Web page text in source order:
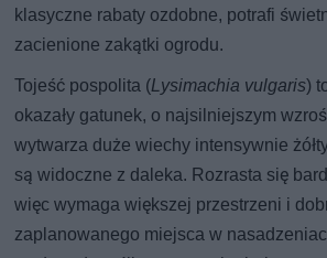
klasyczne rabaty ozdobne, potrafi
zacienione zakątki ogrodu.
Tojeść pospolita (Lysimachia vulgaris)
okazały gatunek, o najsilniejszym
wytwarza duże wiechy intensywnie
są widoczne z daleka. Rozrasta się
więc wymaga większej przestrzeni i
zaplanowanego miejsca w